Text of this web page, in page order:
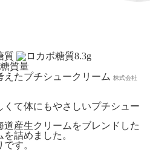
8.3g
質量
たプチシュークリーム 株式会社
て体にもやさしいプチシュー
産生クリームをブレンドした
詰めました。
す。